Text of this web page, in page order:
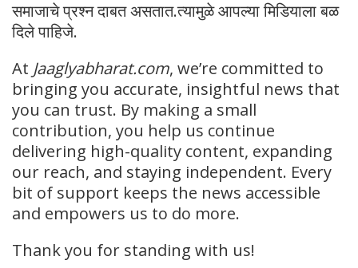
समाजाचे प्रश्न दाबत असतात.त्यामुळे आपल्या मिडियाला बळ
दिले पाहिजे.
At Jaaglyabharat.com, we’re committed to
bringing you accurate, insightful news that
you can trust. By making a small
contribution, you help us continue
delivering high-quality content, expanding
our reach, and staying independent. Every
bit of support keeps the news accessible
and empowers us to do more.
Thank you for standing with us!